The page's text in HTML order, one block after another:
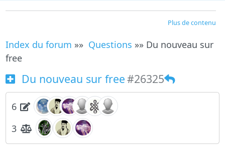
Plus de contenu
Index du forum »» Questions »» Du nouveau sur
free
Du nouveau sur free#26325
6
3